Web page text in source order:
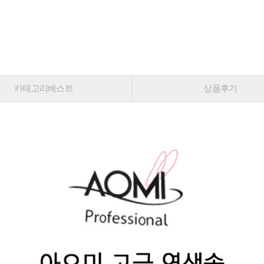
카테고리베스트 상품후기